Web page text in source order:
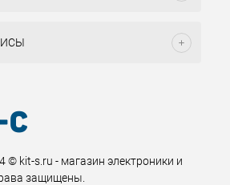
© kit-s.ru - магазин электроники и
защищены.